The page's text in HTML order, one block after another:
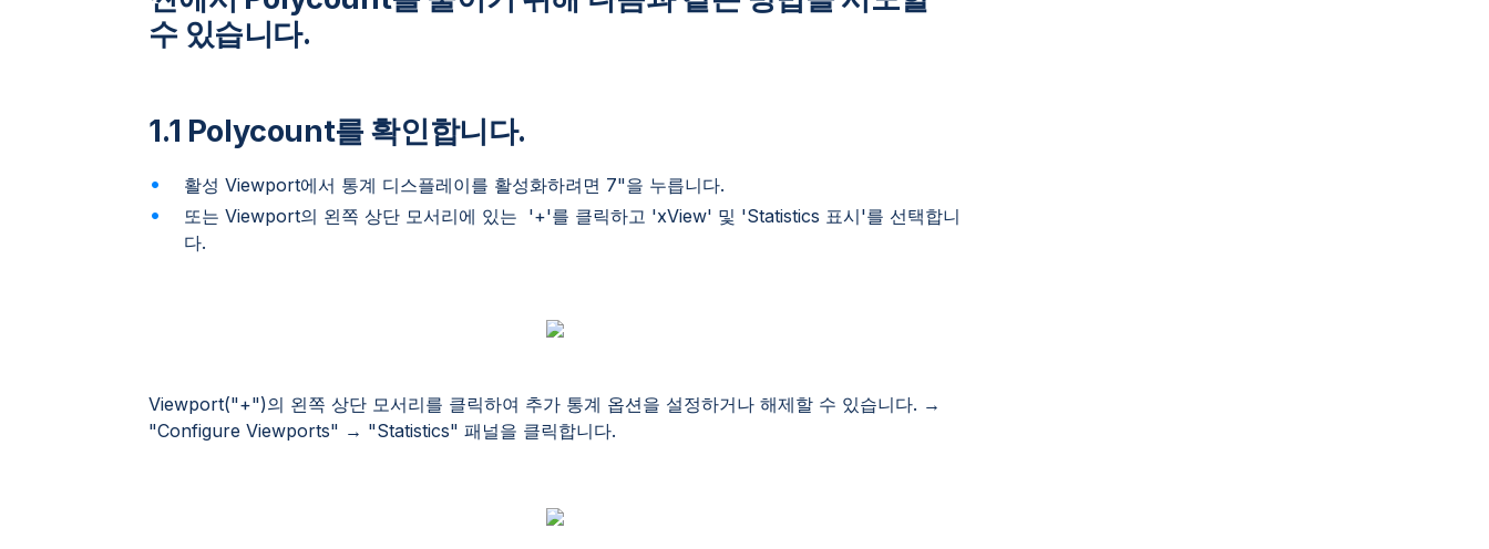
수 있습니다.
1.1 Polycount를 확인합니다.
활성 Viewport에서 통계 디스플레이를 활성화하려면 7"을 누릅니다.
또는 Viewport의 왼쪽 상단 모서리에 있는 '+'를 클릭하고 'xView' 및 'Statistics 표시'를 선택합니
다.
Viewport("+")의 왼쪽 상단 모서리를 클릭하여 추가 통계 옵션을 설정하거나 해제할 수 있습니다. →
"Configure Viewports" → "Statistics" 패널을 클릭합니다.